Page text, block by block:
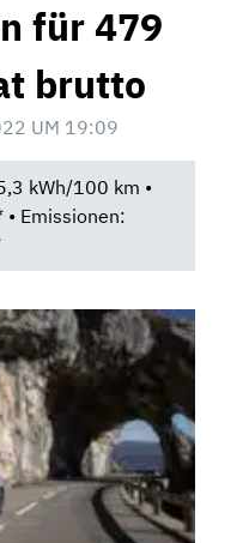
für 479
brutto
UM 19:09
kWh/100 km •
Emissionen: